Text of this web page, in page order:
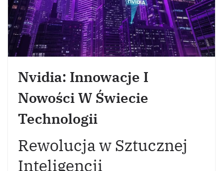
Nvidia: Innowacje I
Nowości W Świecie
Technologii
Rewolucja w Sztucznej
Inteligencji